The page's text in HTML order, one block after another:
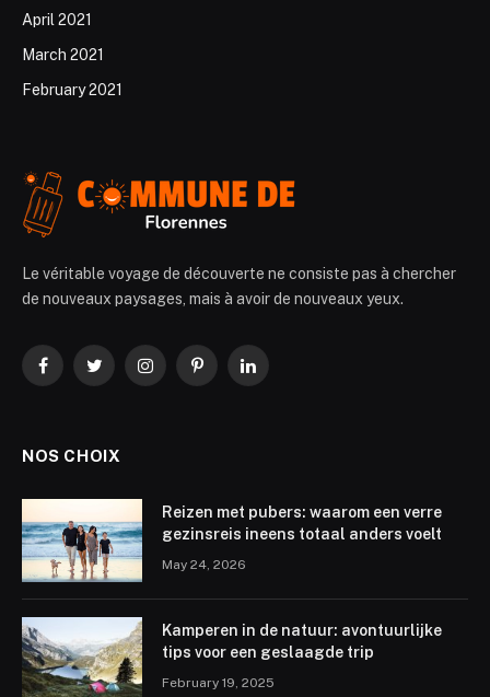
April 2021
March 2021
February 2021
Le véritable voyage de découverte ne consiste pas à chercher
de nouveaux paysages, mais à avoir de nouveaux yeux.
FacebookTwitterInstagramPinterestLinkedIn
NOS CHOIX
Reizen met pubers: waarom een verre
gezinsreis ineens totaal anders voelt
May 24, 2026
Kamperen in de natuur: avontuurlijke
tips voor een geslaagde trip
February 19, 2025